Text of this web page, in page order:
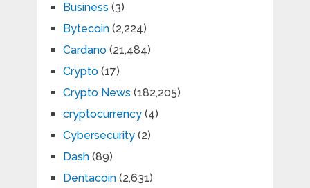
Business (3)
Bytecoin(2,224)
Cardano(21,484)
Crypto(17)
Crypto News (182,205)
cryptocurrency(4)
Cybersecurity(2)
Dash(89)
Dentacoin(2,631)